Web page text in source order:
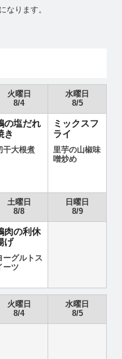
なります。
火曜日
8/4
水曜日
8/5
の塩だれ
き
干大根煮
ミックスフ
ライ
里芋の山椒味
噌炒め
土曜日
8/8
日曜日
8/9
肉の利休
げ
ーグルトス
ーツ
火曜日
8/4
水曜日
8/5